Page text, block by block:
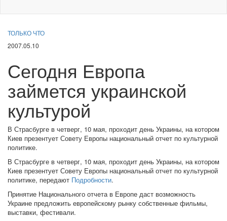
ТОЛЬКО ЧТО
2007.05.10
Сегодня Европа
займется украинской
культурой
В Страсбурге в четверг, 10 мая, проходит день Украины, на котором
Киев презентует Совету Европы национальный отчет по культурной
политике.
В Страсбурге в четверг, 10 мая, проходит день Украины, на котором
Киев презентует Совету Европы национальный отчет по культурной
политике, передают Подробности.
Принятие Национального отчета в Европе даст возможность
Украине предложить европейскому рынку собственные фильмы,
выставки, фестивали.